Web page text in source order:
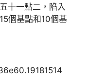
十一點二，陷入
個基點和10個基